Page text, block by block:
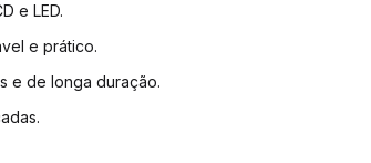
e LED.
e prático.
e de longa duração.